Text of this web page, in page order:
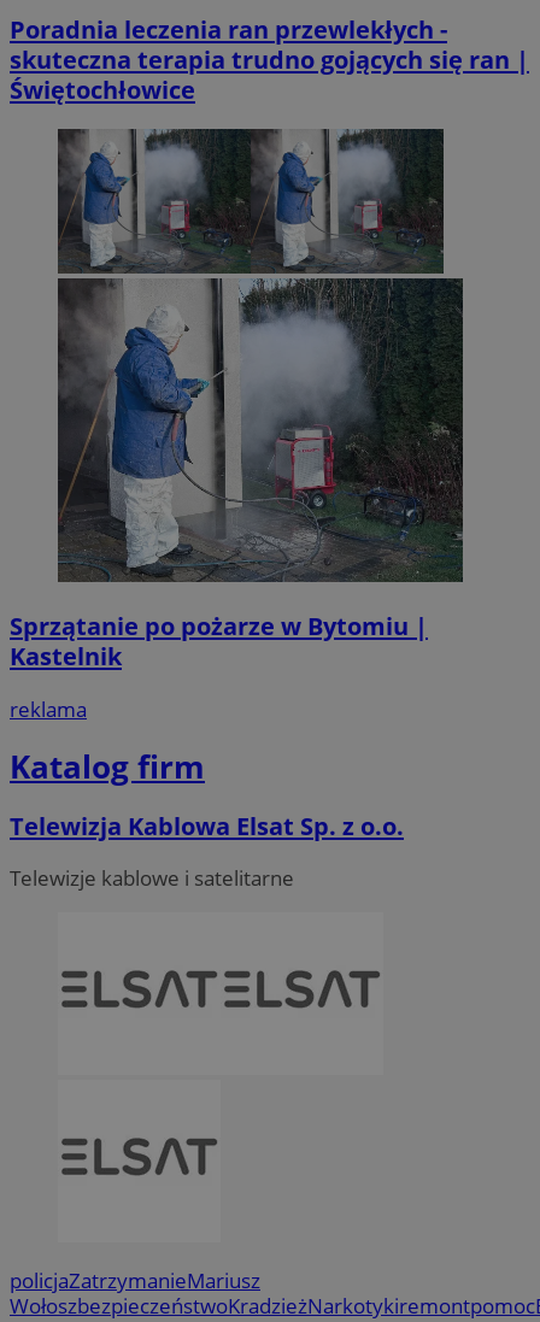
Poradnia leczenia ran przewlekłych -
skuteczna terapia trudno gojących się ran |
Świętochłowice
Sprzątanie po pożarze w Bytomiu |
Kastelnik
reklama
Katalog firm
Telewizja Kablowa Elsat Sp. z o.o.
Telewizje kablowe i satelitarne
policjaZatrzymanieMariusz
WołoszbezpieczeństwoKradzieżNarkotykiremontpomoc